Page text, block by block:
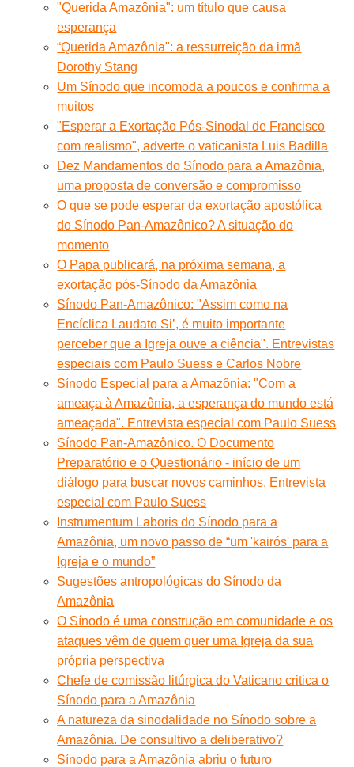
"Querida Amazônia": um título que causa
esperança
“Querida Amazônia": a ressurreição da irmã
Dorothy Stang
Um Sínodo que incomoda a poucos e confirma a
muitos
"Esperar a Exortação Pós-Sinodal de Francisco
com realismo", adverte o vaticanista Luis Badilla
Dez Mandamentos do Sínodo para a Amazônia,
uma proposta de conversão e compromisso
O que se pode esperar da exortação apostólica
do Sínodo Pan-Amazônico? A situação do
momento
O Papa publicará, na próxima semana, a
exortação pós-Sínodo da Amazônia
Sínodo Pan-Amazônico: "Assim como na
Encíclica Laudato Si’, é muito importante
perceber que a Igreja ouve a ciência". Entrevistas
especiais com Paulo Suess e Carlos Nobre
Sínodo Especial para a Amazônia: "Com a
ameaça à Amazônia, a esperança do mundo está
ameaçada". Entrevista especial com Paulo Suess
Sínodo Pan-Amazônico. O Documento
Preparatório e o Questionário - início de um
diálogo para buscar novos caminhos. Entrevista
especial com Paulo Suess
Instrumentum Laboris do Sínodo para a
Amazônia, um novo passo de “um 'kairós' para a
Igreja e o mundo”
Sugestões antropológicas do Sínodo da
Amazônia
O Sínodo é uma construção em comunidade e os
ataques vêm de quem quer uma Igreja da sua
própria perspectiva
Chefe de comissão litúrgica do Vaticano critica o
Sínodo para a Amazônia
A natureza da sinodalidade no Sínodo sobre a
Amazônia. De consultivo a deliberativo?
Sínodo para a Amazônia abriu o futuro